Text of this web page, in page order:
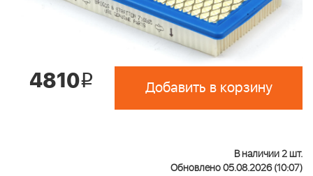
4810i Добавить в корзину
В наличии 2 шт.
Обновлено 05.08.2026 (10:07)